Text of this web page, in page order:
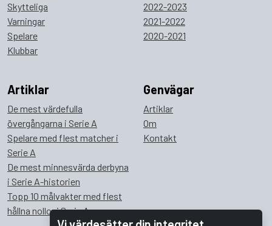
Skytteliga
Varningar
Spelare
Klubbar
2022-2023
2021-2022
2020-2021
Artiklar
De mest värdefulla
övergångarna i Serie A
Spelare med flest matcher i
Serie A
De mest minnesvärda derbyna
i Serie A-historien
Topp 10 målvakter med flest
hållna nollor i Serie A
Genvägar
Artiklar
Om
Kontakt